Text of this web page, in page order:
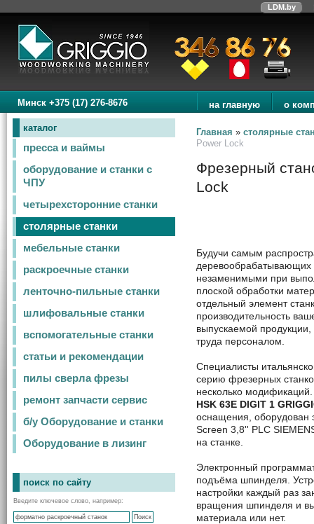
LDM.by
Минск +375 (17) 276-8676 на главную о
каталог
пресса и ваймы
оборудование и станки с
ЧПУ
четырехсторонние станки
столярные станки
мебельные станки
раскроечные станки
ленточно-пильные станки
шлифовальные станки
вспомогательные станки
статьи и рекомендации
пилы сверла фрезы
ремонт запчасти сервис
б/у Оборудование и станки
Оборудование в лизинг
поиск по сайту
Введите ключевое слово, например:
Главная » столярные
Power Lock
Фрезерный
Lock
Будучи самым
деревообрабатывающих
незаменимыми при
плоской обработки
отдельный элемент
производительность
выпускаемой продукции,
труда персоналом.
Специалисты
серию фрезерных
несколько
HSK 63E DIGIT 1
оснащения, оборудован
Screen 3,8'' PLC
на станке.
Электронный
подъёма шпинделя.
настройки каждый раз
вращения шпинделя и
материала или нет.